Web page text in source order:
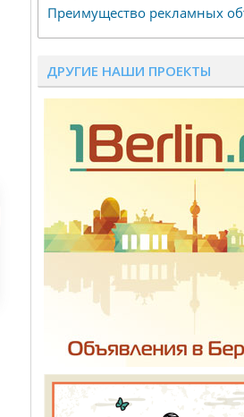
Преимущество рекламных
ДРУГИЕ НАШИ ПРОЕКТЫ